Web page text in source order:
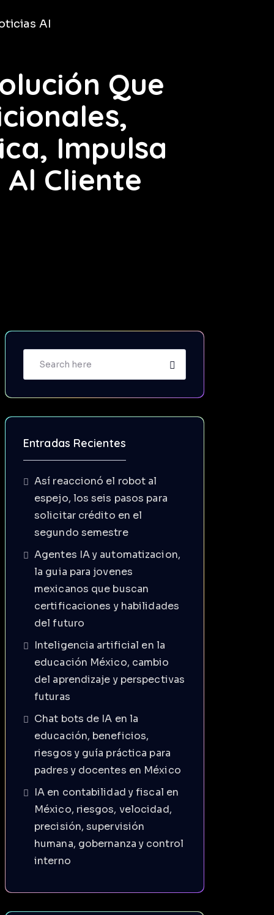
AI
Que
Impulsa
Cliente
Entradas Recientes
Así reaccionó el robot al
espejo, los seis pasos para
solicitar crédito en el
segundo semestre
Agentes IA y automatizacion,
la guia para jovenes
mexicanos que buscan
certificaciones y habilidades
del futuro
Inteligencia artificial en la
educación México, cambio
del aprendizaje y perspectivas
futuras
Chat bots de IA en la
educación, beneficios,
riesgos y guía práctica para
padres y docentes en México
IA en contabilidad y fiscal en
México, riesgos, velocidad,
precisión, supervisión
humana, gobernanza y control
interno